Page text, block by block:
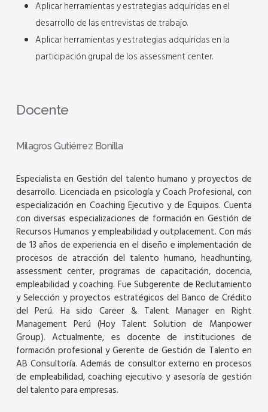
Aplicar herramientas y estrategias adquiridas en el
desarrollo de las entrevistas de trabajo.
Aplicar herramientas y estrategias adquiridas en la
participación grupal de los assessment center.
Docente
Milagros Gutiérrez Bonilla
Especialista en Gestión del talento humano y proyectos de
desarrollo. Licenciada en psicología y Coach Profesional, con
especialización en Coaching Ejecutivo y de Equipos. Cuenta
con diversas especializaciones de formación en Gestión de
Recursos Humanos y empleabilidad y outplacement. Con más
de 13 años de experiencia en el diseño e implementación de
procesos de atracción del talento humano, headhunting,
assessment center, programas de capacitación, docencia,
empleabilidad y coaching. Fue Subgerente de Reclutamiento
y Selección y proyectos estratégicos del Banco de Crédito
del Perú. Ha sido Career & Talent Manager en Right
Management Perú (Hoy Talent Solution de Manpower
Group). Actualmente, es docente de instituciones de
formación profesional y Gerente de Gestión de Talento en
AB Consultoría. Además de consultor externo en procesos
de empleabilidad, coaching ejecutivo y asesoría de gestión
del talento para empresas.